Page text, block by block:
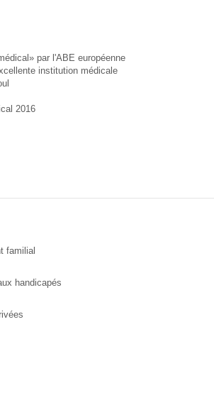
par l'ABE européenne
institution médicale
2016
familial
handicapés